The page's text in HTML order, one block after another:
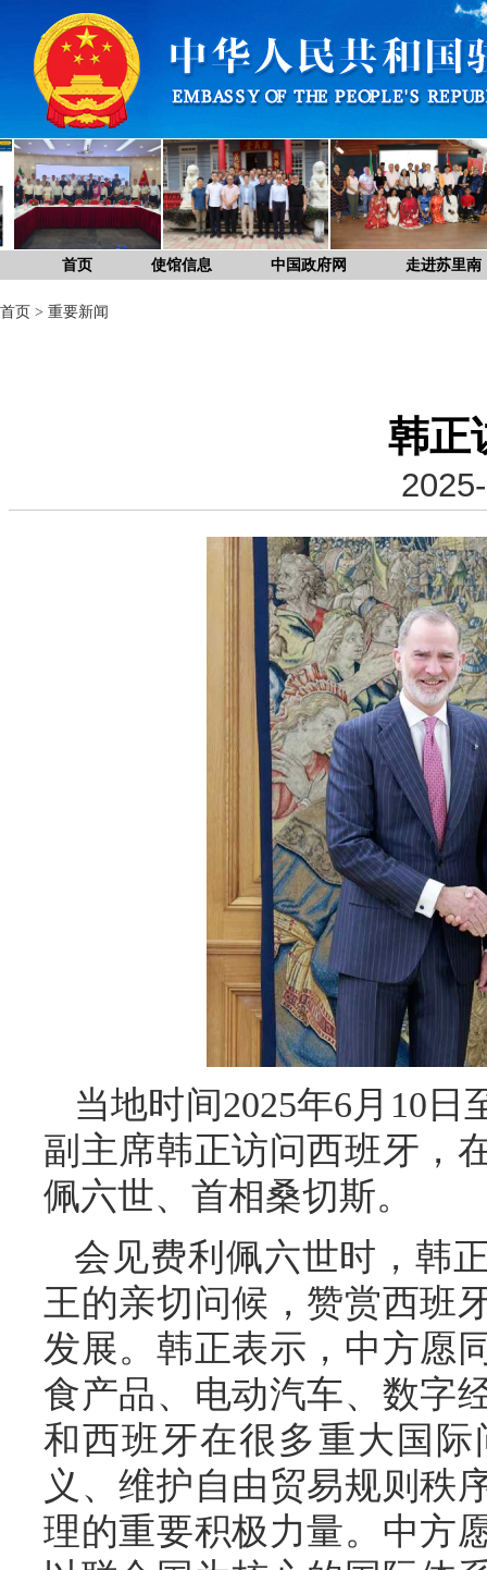
首页 使馆信息 中国政府网 走进苏里南
首页 > 重要新闻
韩正
当地时间2025年6月10
副主席韩正访问西班牙，
佩六世、首相桑切斯。
会见费利佩六世时，韩
王的亲切问候，赞赏西班
发展。韩正表示，中方愿
食产品、电动汽车、数字
和西班牙在很多重大国
义、维护自由贸易规则秩
理的重要积极力量。中方